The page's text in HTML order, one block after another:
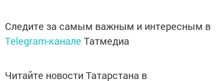
Следите за самым важным и интересным в
Telegram-канале Татмедиа
Читайте новости Татарстана в